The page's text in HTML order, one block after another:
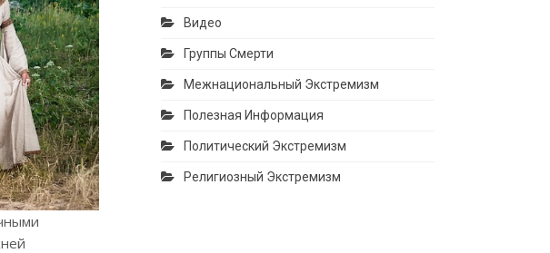
Видео
Группы Смерти
Межнациональный Экстремизм
Полезная Информация
Политический Экстремизм
Религиозный Экстремизм